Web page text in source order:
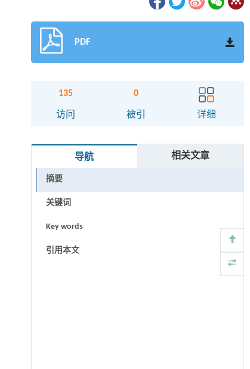
PDF
135
访问
0
被引 详细
导航 相关文章
摘要
关键词
Key words
引用本文